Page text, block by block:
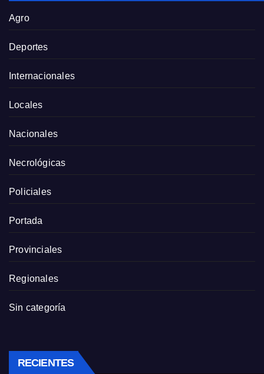
Agro
Deportes
Internacionales
Locales
Nacionales
Necrológicas
Policiales
Portada
Provinciales
Regionales
Sin categoría
RECIENTES